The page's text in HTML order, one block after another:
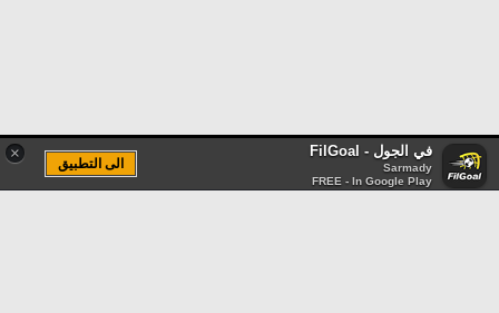
× في الجول - FilGoal
Sarmady
FREE - In Google Play
الى التطبيق